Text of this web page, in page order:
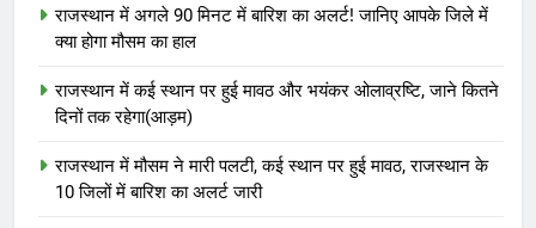
राजस्थान में अगले 90 मिनट में बारिश का अलर्ट! जानिए आपके जिले में
क्या होगा मौसम का हाल
राजस्थान में कई स्थान पर हुई मावठ और भयंकर ओलाव्रष्टि, जाने कितने
दिनों तक रहेगा(आड़म)
राजस्थान में मौसम ने मारी पलटी, कई स्थान पर हुई मावठ, राजस्थान के
10 जिलों में बारिश का अलर्ट जारी